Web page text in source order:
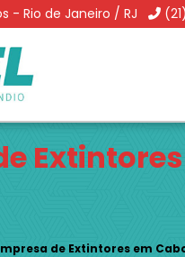
- Rio de Janeiro / RJ
de Extintores em